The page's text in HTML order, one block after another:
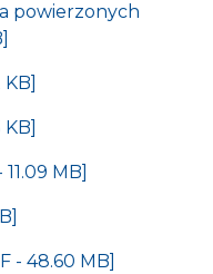
powierzonych
MB]
- 48.60 MB]